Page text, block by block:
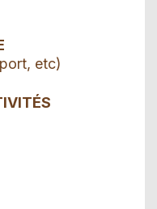
etc)